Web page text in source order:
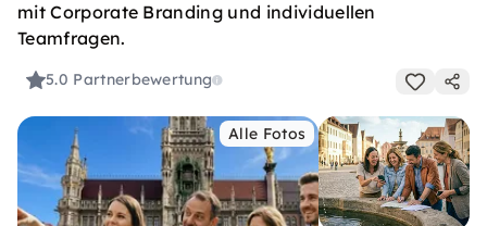
mit Corporate Branding und individuellen
Teamfragen.
5.0 Partnerbewertung
Alle Fotos